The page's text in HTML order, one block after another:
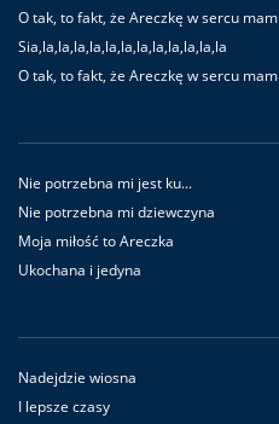
O tak, to fakt, że Areczkę w sercu mam
Sia,la,la,la,la,la,la,la,la,la,la,la,la
O tak, to fakt, że Areczkę w sercu mam
Nie potrzebna mi jest ku...
Nie potrzebna mi dziewczyna
Moja miłość to Areczka
Ukochana i jedyna
Nadejdzie wiosna
I lepsze czasy